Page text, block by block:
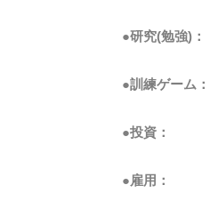
●研究(勉強)：
●訓練ゲーム：
●投資：
●雇用：